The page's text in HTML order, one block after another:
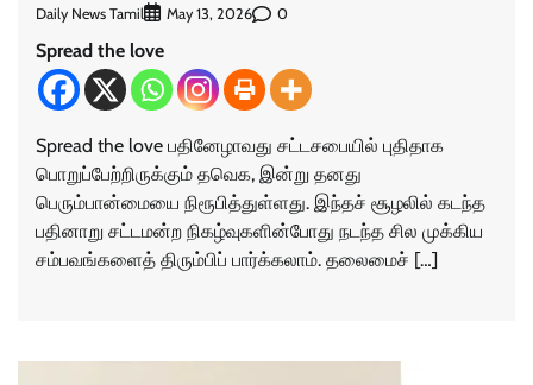
Daily News Tamil May 13, 2026 0
Spread the love
Spread the love பதினேழாவது சட்டசபையில் புதிதாக
பொறுப்பேற்றிருக்கும் தவெக, இன்று தனது
பெரும்பான்மையை நிரூபித்துள்ளது. இந்தச் சூழலில் கடந்த
பதினாறு சட்டமன்ற நிகழ்வுகளின்போது நடந்த சில முக்கிய
சம்பவங்களைத் திரும்பிப் பார்க்கலாம். தலைமைச் […]